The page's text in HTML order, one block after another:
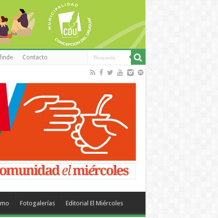
Contacto
Fotogalerías Editorial El Miércoles